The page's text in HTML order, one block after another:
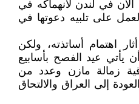
الآن في لندن لانهماكه في
على تلبيه دعوتها في
اهتمام أساتذته، ولكن
عيد الفصح بأسابيع
زمالة مازن وعدد من
إلى العراق والالتحاق